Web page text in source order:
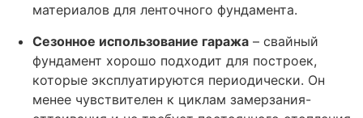
материалов для ленточного фундамента.
Сезонное использование гаража – свайный
фундамент хорошо подходит для построек,
которые эксплуатируются периодически. Он
менее чувствителен к циклам замерзания-